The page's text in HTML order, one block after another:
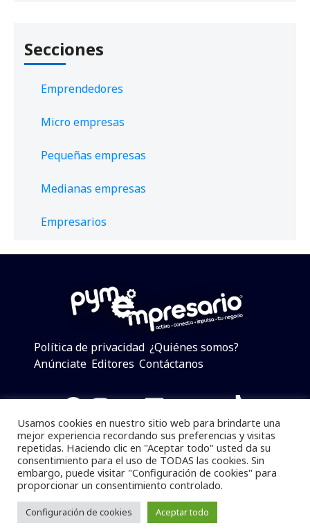
Secciones
Emprendedores
Micro empresas
Pequeñas empresas
Medianas empresas
Empresarios
Política de privacidad ¿Quiénes somos?
Anúnciate Editores Contáctanos
Facebook
Instagram
Twitter
LinkedIn
Telegram
YouTube
TikTok
Pymempresario © 2025 Todos los derechos reservados.
Se prohibe el uso de la información total o parcial sin
dar referencia a la fuente.
Desarrollado poryalla ya!
Usamos cookies en nuestro sitio web para brindarte una
mejor experiencia recordando sus preferencias y visitas
repetidas. Haciendo clic en "Aceptar todo" usted da su
consentimiento para el uso de TODAS las cookies. Sin
embargo, puede visitar "Configuración de cookies" para
proporcionar un consentimiento controlado.
Configuración de cookies Aceptar todo